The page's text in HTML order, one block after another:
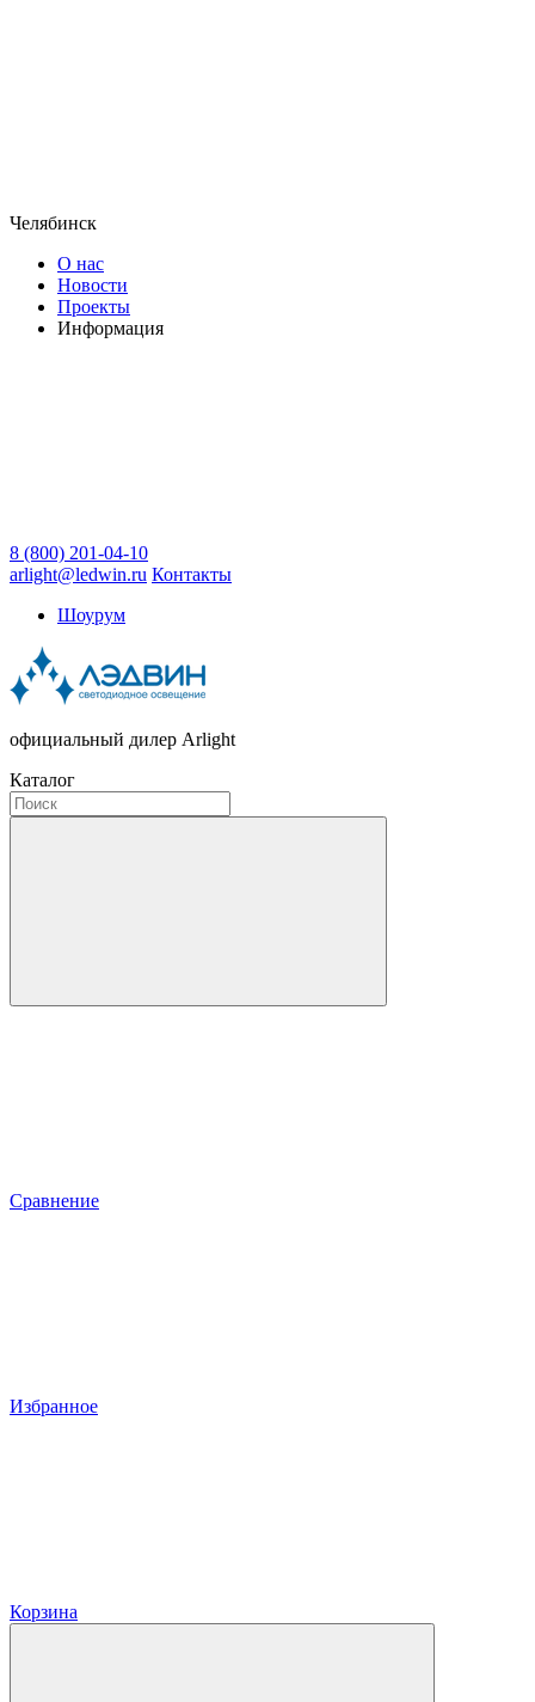
Челябинск
О нас
Новости
Проекты
Информация
8 (800) 201-04-10
arlight@ledwin.ru Контакты
Шоурум
официальный дилер Arlight
Каталог
Сравнение
Избранное
Корзина